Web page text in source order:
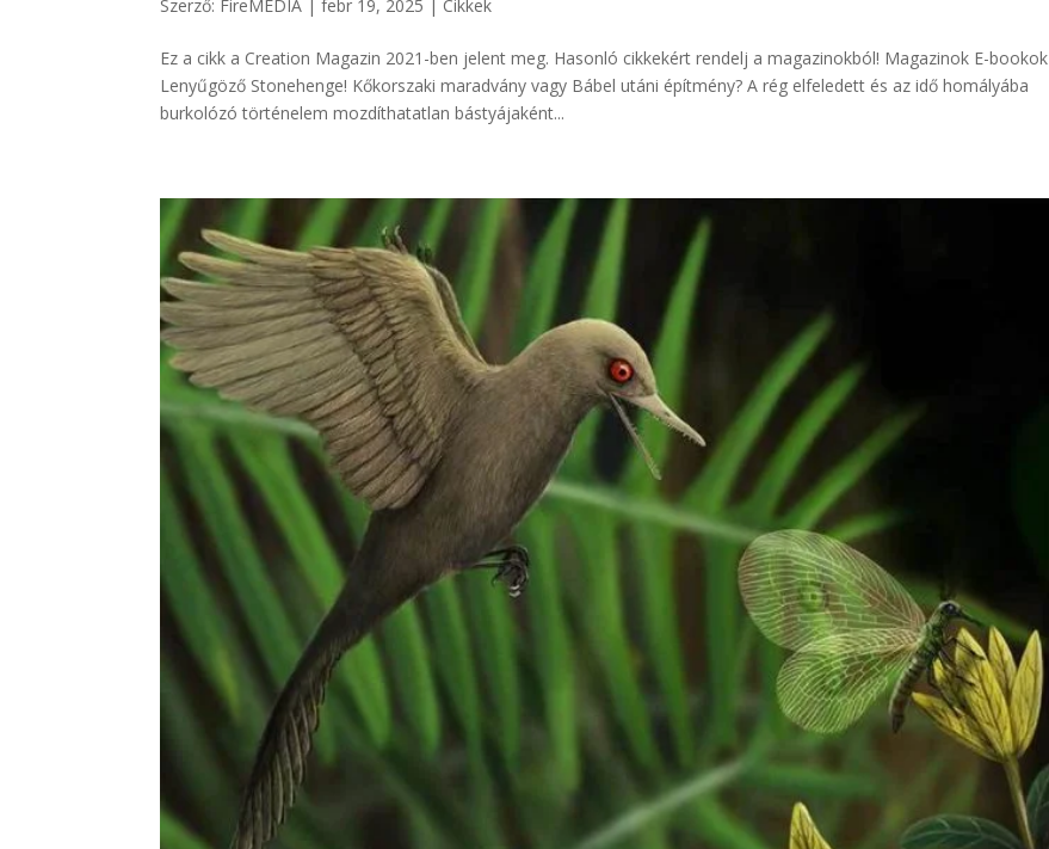
Szerző: FireMEDIA |febr 19, 2025 | Cikkek
Ez a cikk a Creation Magazin 2021-ben jelent meg. Hasonló cikkekért rendelj a magazinokból! Magazinok E-bookok
Lenyűgöző Stonehenge! Kőkorszaki maradvány vagy Bábel utáni építmény? A rég elfeledett és az idő homályába
burkolózó történelem mozdíthatatlan bástyájaként...